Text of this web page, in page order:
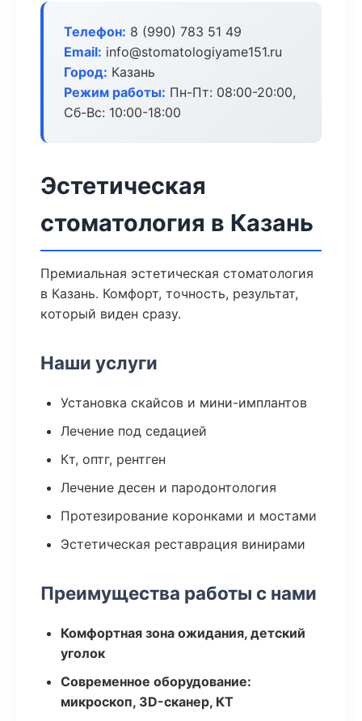
Телефон: 8 (990) 783 51 49
Email: info@stomatologiyame151.ru
Город: Казань
Режим работы: Пн-Пт: 08:00-20:00,
Сб-Вс: 10:00-18:00
Эстетическая
стоматология в Казань
Премиальная эстетическая стоматология
в Казань. Комфорт, точность, результат,
который виден сразу.
Наши услуги
Установка скайсов и мини-имплантов
Лечение под седацией
Кт, оптг, рентген
Лечение десен и пародонтология
Протезирование коронками и мостами
Эстетическая реставрация винирами
Преимущества работы с нами
Комфортная зона ожидания, детский
уголок
Современное оборудование:
микроскоп, 3D-сканер, КТ